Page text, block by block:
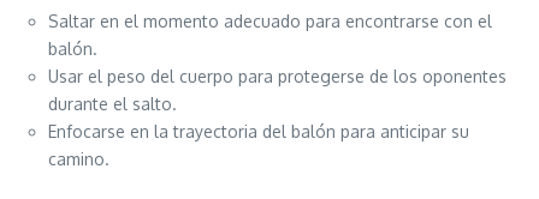
Saltar en el momento adecuado para encontrarse con el
balón.
Usar el peso del cuerpo para protegerse de los oponentes
durante el salto.
Enfocarse en la trayectoria del balón para anticipar su
camino.